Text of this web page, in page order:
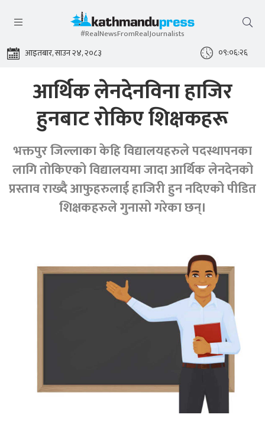
#RealNewsFromRealJournalists
आइतबार, साउन २४, २०८३ ०९:०६:२७
आर्थिक लेनदेनविना हाजिर
हुनबाट रोकिए शिक्षकहरू
भक्तपुर जिल्लाका केहि विद्यालयहरुले पदस्थापनका
लागि तोकिएको विद्यालयमा जादा आर्थिक लेनदेनको
प्रस्ताव राख्दै आफुहरुलाई हाजिरी हुन नदिएको पीडित
शिक्षकहरुले गुनासो गरेका छन्।